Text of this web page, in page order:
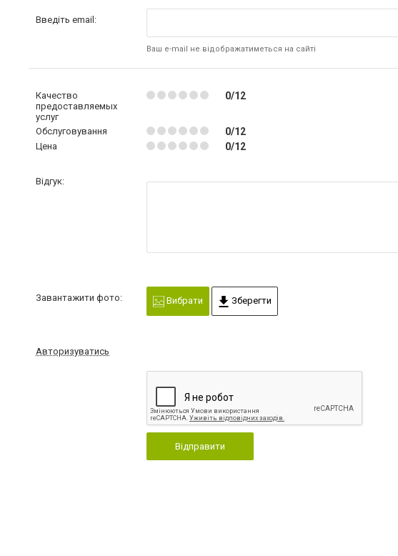
Введіть email:
Ваш e-mail не відображатиметься на сайті
Качество
предоставляемых
услуг
0/12
Обслуговування 0/12
Цена 0/12
Відгук:
Завантажити фото: Вибрати Зберегти
Авторизуватись
Відправити